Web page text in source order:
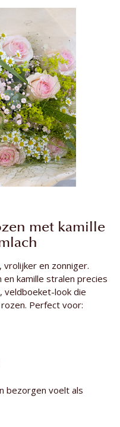
met kamille
en zonniger.
kamille stralen precies
veldboeket-look die
Perfect voor:
bezorgen voelt als